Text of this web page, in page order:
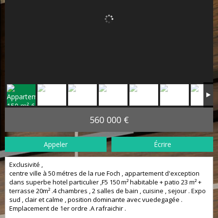
560 000 €
Appeler Écrire
Exclusivité ,
centre ville à 50 métres de la rue Foch , appartement d'exception
dans superbe hotel particulier ,F5 150 m² habitable + patio 23 m² +
terrasse 20m² .4 chambres , 2 salles de bain , cuisine , sejour . Expo
sud , clair et calme , position dominante avec vuedegagée .
Emplacement de 1er ordre .A rafraichir .